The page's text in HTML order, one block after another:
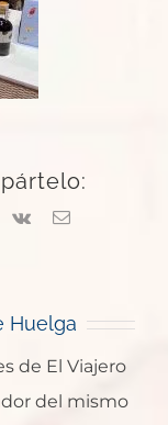
Vk
Correo
Huelga
de El Viajero
del mismo